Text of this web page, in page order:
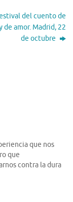
del cuento de
de amor. Madrid, 22
de octubre
que nos
que
contra la dura